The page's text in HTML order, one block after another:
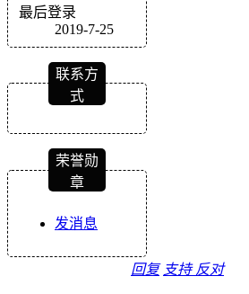
最后登录
2019-7-25
联系方
式
荣誉勋
章
发消息
回复 支持 反对